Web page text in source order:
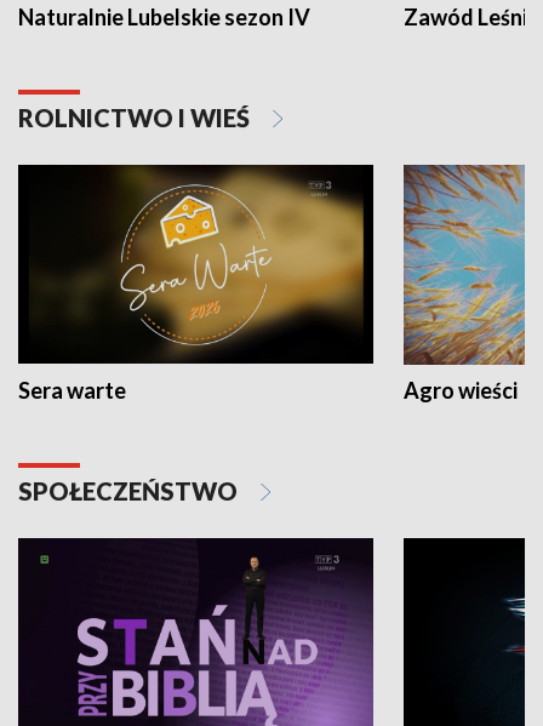
Naturalnie Lubelskie sezon IV Zawód Leśnik
ROLNICTWO I WIEŚ
Sera warte Agro wieści
SPOŁECZEŃSTWO